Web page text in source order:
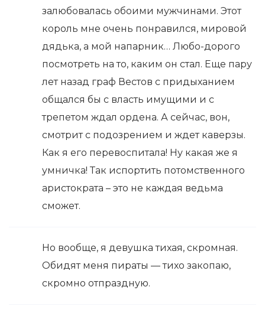
залюбовалась обоими мужчинами. Этот
король мне очень понравился, мировой
дядька, а мой напарник… Любо-дорого
посмотреть на то, каким он стал. Еще пару
лет назад граф Вестов с придыханием
общался бы с власть имущими и с
трепетом ждал ордена. А сейчас, вон,
смотрит с подозрением и ждет каверзы.
Как я его перевоспитала! Ну какая же я
умничка! Так испортить потомственного
аристократа – это не каждая ведьма
сможет.
Но вообще, я девушка тихая, скромная.
Обидят меня пираты — тихо закопаю,
скромно отпраздную.